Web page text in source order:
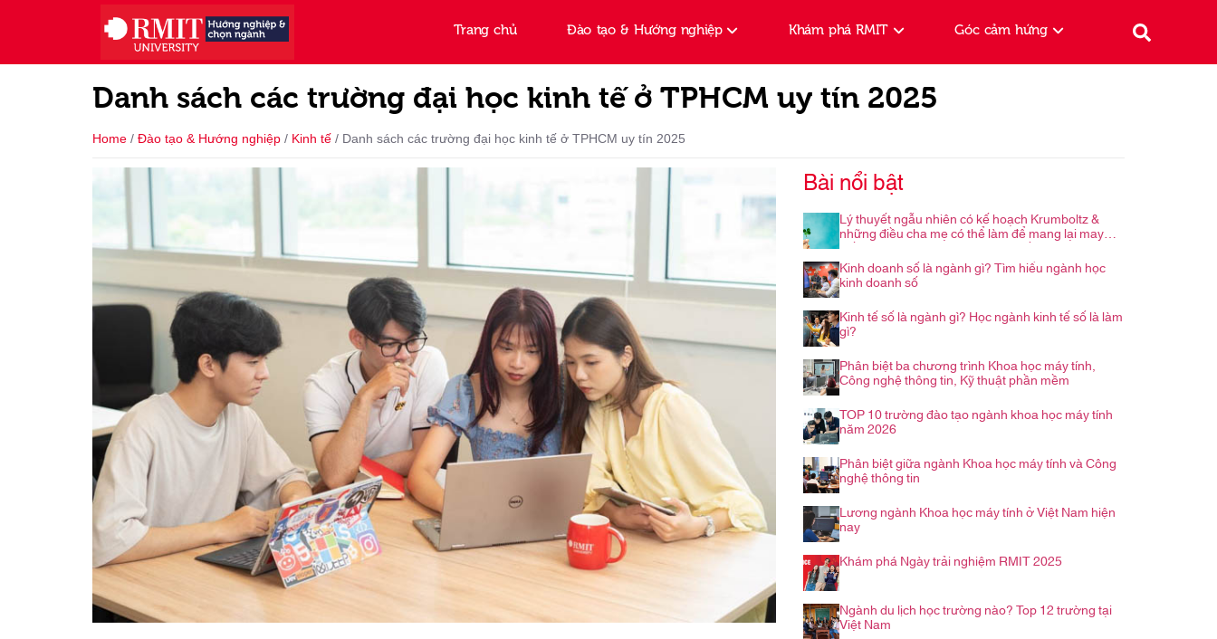
Trang chủ Đào tạo & Hướng nghiệp Khám phá RMIT Góc cảm hứng
Danh sách các trường đại học kinh tế ở TPHCM uy tín 2025
Home / Đào tạo & Hướng nghiệp / Kinh tế / Danh sách các trường đại học kinh tế ở TPHCM uy tín 2025
Bài nổi bật
Lý thuyết ngẫu nhiên có kế hoạch Krumboltz &
những điều cha mẹ có thể làm để mang lại may
mắn cho con trong hành trình nghề nghiệp
Kinh doanh số là ngành gì? Tìm hiểu ngành học
kinh doanh số
Kinh tế số là ngành gì? Học ngành kinh tế số là làm
gì?
Phân biệt ba chương trình Khoa học máy tính,
Công nghệ thông tin, Kỹ thuật phần mềm
TOP 10 trường đào tạo ngành khoa học máy tính
năm 2026
Phân biệt giữa ngành Khoa học máy tính và Công
nghệ thông tin
Lương ngành Khoa học máy tính ở Việt Nam hiện
nay
Khám phá Ngày trải nghiệm RMIT 2025
Ngành du lịch học trường nào? Top 12 trường tại
Việt Nam